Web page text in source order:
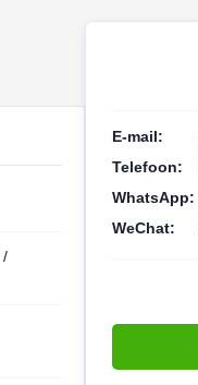
/
E-mail:
Telefoon:
WhatsApp:
WeChat: